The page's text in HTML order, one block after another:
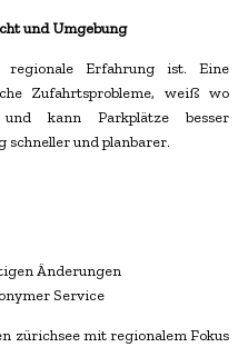
und Umgebung
Erfahrung ist. Eine
Zufahrtsprobleme, weiß wo
kann Parkplätze besser
schneller und planbarer.
Änderungen
Service
zürichsee mit regionalem Fokus